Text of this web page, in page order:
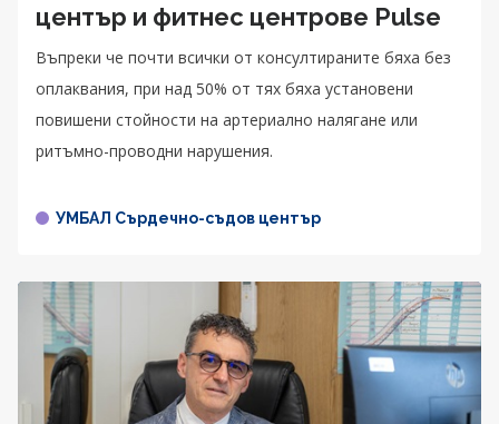
център и фитнес центрове Pulse
Въпреки че почти всички от консултираните бяха без
оплаквания, при над 50% от тях бяха установени
повишени стойности на артериално налягане или
ритъмно-проводни нарушения.
УМБАЛ Сърдечно-съдов център